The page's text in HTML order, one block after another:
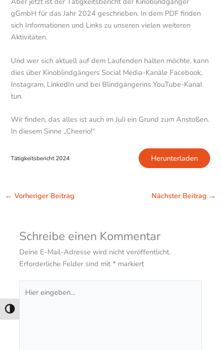
Umschalten auf hohe Kontraste
gGmbH für das Jahr 2024 geschrieben. In dem PDF finden
sich Informationen und Links zu unseren vielen weiteren
Aktivitäten.
Und wer sich aktuell auf dem Laufenden halten möchte, kann
dies über Kinoblindgängers Social Media-Kanäle Facebook,
Instagram, LinkedIn und bei Blindgängerins YouTube-Kanal
tun.
Wir finden, das alles ist auch im Juli ein Grund zum Anstoßen.
In diesem Sinne „Cheerio!“
Tätigkeitsbericht 2024 Herunterladen
← Vorheriger Beitrag Nächster Beitrag →
Schreibe einen Kommentar
Deine E-Mail-Adresse wird nicht veröffentlicht.
Erforderliche Felder sind mit* markiert
eingeben…